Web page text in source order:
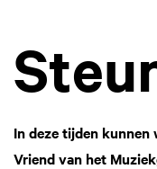
In deze tijden kunnen
Vriend van het